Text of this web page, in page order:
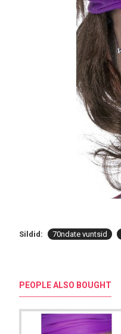
Sildid: 70ndate vuntsid
PEOPLE ALSO BOUGHT